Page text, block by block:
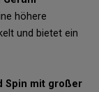
höhere
und bietet ein
Spin mit großer